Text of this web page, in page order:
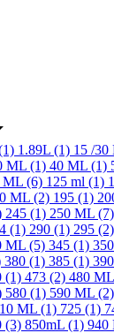
1.89L (1) 15 /30
ML (1) 40 ML (1)
ML (6) 125 ml (1)
ML (2) 195 (1)
245 (1) 250 ML (7)
(1) 290 (1) 295 (2)
ML (5) 345 (1)
380 (1) 385 (1)
(1) 473 (2) 480
580 (1) 590 ML (2)
ML (1) 725 (1)
(3) 850mL (1) 940